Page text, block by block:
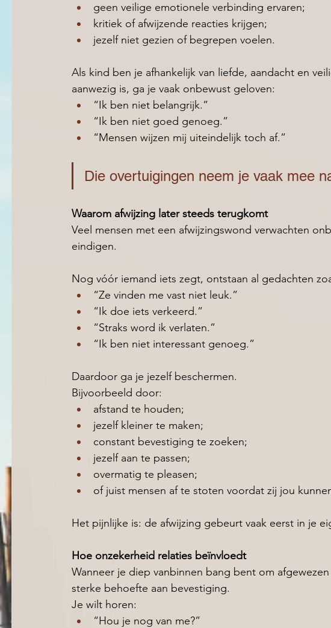
geen veilige emotionele verbinding ervaren;
kritiek of afwijzende reacties krijgen;
jezelf niet gezien of begrepen voelen.
Als kind ben je afhankelijk van liefde, aandacht en
aanwezig is, ga je vaak onbewust geloven:
“Ik ben niet belangrijk.”
“Ik ben niet goed genoeg.”
“Mensen wijzen mij uiteindelijk toch af.”
Die overtuigingen neem je vaak mee
Waarom afwijzing later steeds terugkomt
Veel mensen met een afwijzingswond verwachten
eindigen.
Nog vóór iemand iets zegt, ontstaan al gedachten
“Ze vinden me vast niet leuk.”
“Ik doe iets verkeerd.”
“Straks word ik verlaten.”
“Ik ben niet interessant genoeg.”
Daardoor ga je jezelf beschermen.
Bijvoorbeeld door:
afstand te houden;
jezelf kleiner te maken;
constant bevestiging te zoeken;
jezelf aan te passen;
overmatig te pleasen;
of juist mensen af te stoten voordat zij jou
Het pijnlijke is: de afwijzing gebeurt vaak eerst in je
Hoe onzekerheid relaties beïnvloedt
Wanneer je diep vanbinnen bang bent om
sterke behoefte aan bevestiging.
Je wilt horen:
“Hou je nog van me?”